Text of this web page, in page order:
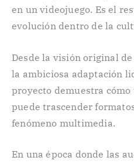
en un videojuego. Es el
evolución dentro de la
Desde la visión original
la ambiciosa adaptación
proyecto demuestra
puede trascender
fenómeno multimedia.
En una época donde las